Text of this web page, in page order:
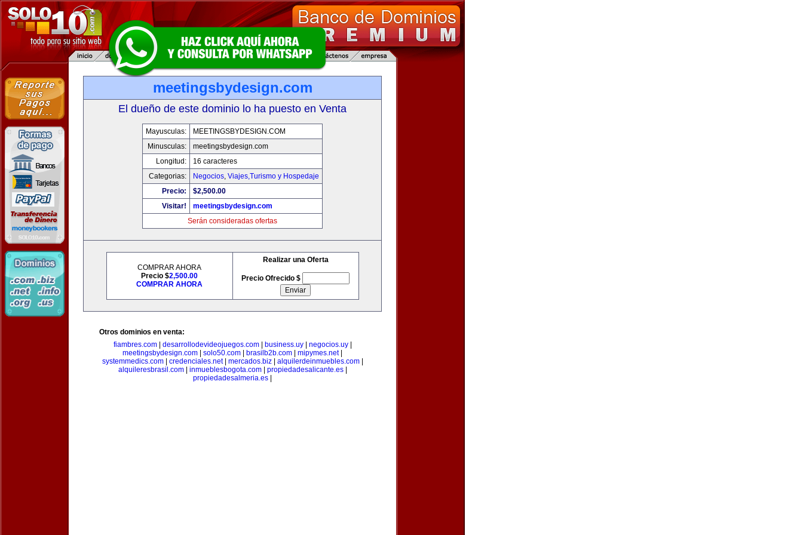
meetingsbydesign.com
El dueño de este dominio lo ha puesto en Venta
Mayusculas:
MEETINGSBYDESIGN.COM
Minusculas:
meetingsbydesign.com
Longitud:
16 caracteres
Categorias:
Negocios, Viajes,Turismo y Hospedaje
Precio:
$2,500.00
Visitar!
meetingsbydesign.com
Serán consideradas ofertas
COMPRAR AHORA
Precio $2,500.00
COMPRAR AHORA
Realizar una Oferta
Precio Ofrecido $
Otros dominios en venta:
fiambres.com| desarrollodevideojuegos.com| business.uy| negocios.uy|
meetingsbydesign.com
solo50.com brasilb2b.com mipymes.net|
systemmedics.com| credenciales.net| mercados.biz| alquilerdeinmuebles.com|
alquileresbrasil.com| inmueblesbogota.com| propiedadesalicante.es|
propiedadesalmeria.es